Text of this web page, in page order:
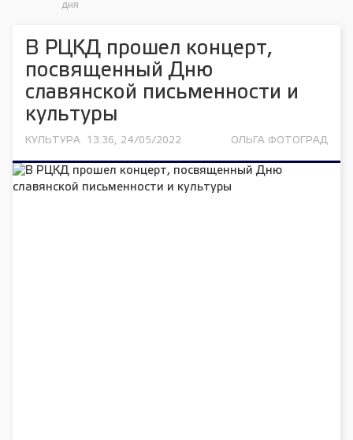
дня
В РЦКД прошел концерт,
посвященный Дню
славянской письменности и
культуры
КУЛЬТУРА 13:36, 24/05/2022 ОЛЬГА ФОТОГРАД